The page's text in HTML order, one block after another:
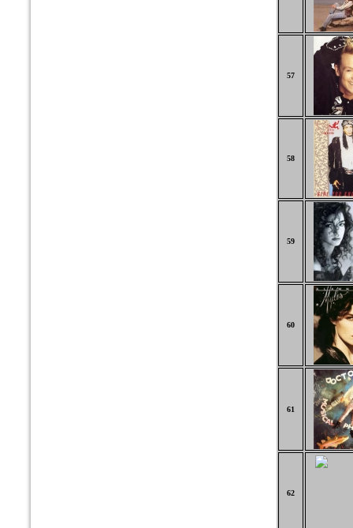
57
58
59
60
61
62